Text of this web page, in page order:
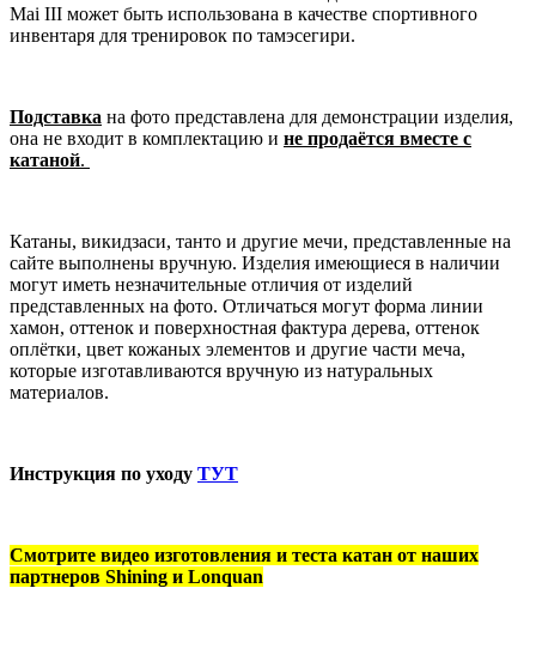
Mai III может быть использована в качестве спортивного
инвентаря для тренировок по тамэсегири.
Подставка на фото представлена для демонстрации изделия,
она не входит в комплектацию и не продаётся вместе с
катаной.
Катаны, викидзаси, танто и другие мечи, представленные на
сайте выполнены вручную. Изделия имеющиеся в наличии
могут иметь незначительные отличия от изделий
представленных на фото. Отличаться могут форма линии
хамон, оттенок и поверхностная фактура дерева, оттенок
оплётки, цвет кожаных элементов и другие части меча,
которые изготавливаются вручную из натуральных
материалов.
Инструкция по уходу ТУТ
Смотрите видео изготовления и теста катан от наших
партнеров Shining и Lonquan